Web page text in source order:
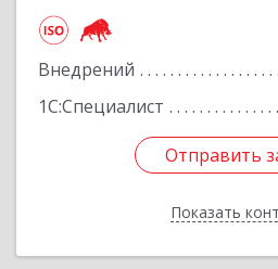
Внедрений
1С:Специалист
Отправить
Показать
Отправить
Назад